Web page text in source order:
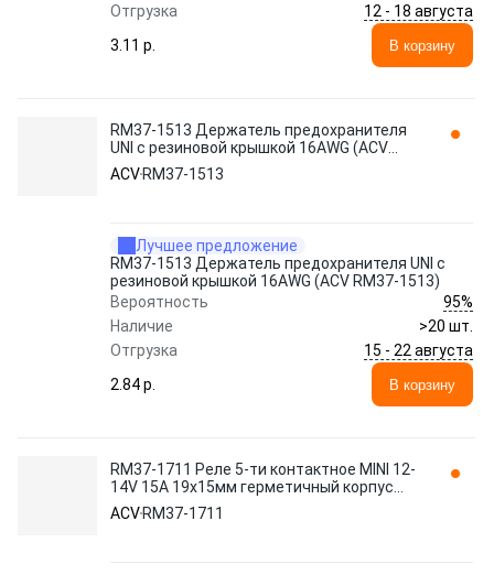
Отгрузка
12 - 18 августа
3.11 p.
В корзину
RM37-1513 Держатель предохранителя
UNI с резиновой крышкой 16AWG (ACV
RM37-1513)
ACV RM37-1513
Лучшее предложение
RM37-1513 Держатель предохранителя UNI с
резиновой крышкой 16AWG (ACV RM37-1513)
Вероятность
95%
Наличие
>20 шт.
Отгрузка
15 - 22 августа
2.84 p.
В корзину
RM37-1711 Реле 5-ти контактное MINI 12-
14V 15А 19х15мм герметичный корпус
ACV
ACV RM37-1711